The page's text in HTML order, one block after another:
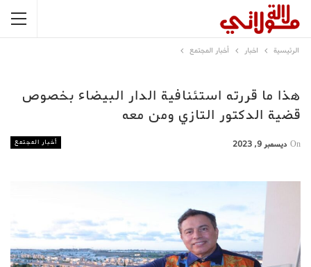
الرئيسية اخبار أخبار المجتمع
هذا ما قررته استئنافية الدار البيضاء بخصوص
قضية الدكتور التازي ومن معه
أخبار المجتمع On ديسمبر 9, 2023